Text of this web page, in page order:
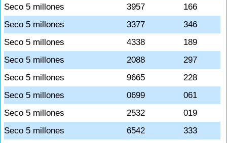
Seco 5 millones
3957
166
Seco 5 millones
3377
346
Seco 5 millones
4338
189
Seco 5 millones
2088
297
Seco 5 millones
9665
228
Seco 5 millones
0699
061
Seco 5 millones
2532
019
Seco 5 millones
6542
333